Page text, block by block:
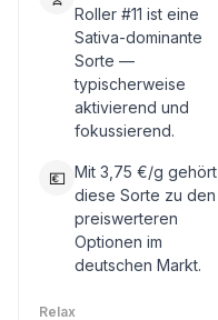
Roller #11 ist eine
Sativa-dominante
Sorte —
typischerweise
aktivierend und
fokussierend.
💶 Mit 3,75 €/g gehört
diese Sorte zu den
preiswerteren
Optionen im
deutschen Markt.
Relax